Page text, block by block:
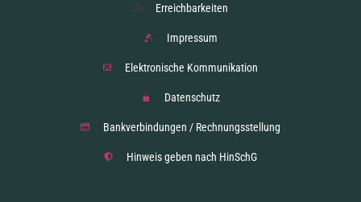
Erreichbarkeiten
Impressum
Elektronische Kommunikation
Datenschutz
Bankverbindungen / Rechnungsstellung
Hinweis geben nach HinSchG